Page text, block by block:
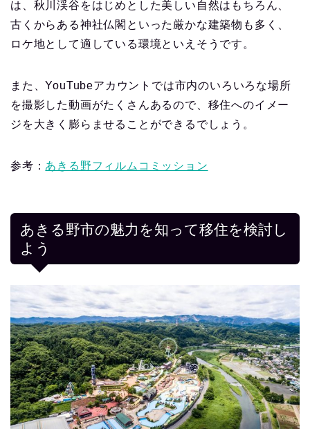
は、秋川渓谷をはじめとした美しい自然はもちろん、
古くからある神社仏閣といった厳かな建築物も多く、
ロケ地として適している環境といえそうです。
また、YouTubeアカウントでは市内のいろいろな場所
を撮影した動画がたくさんあるので、移住へのイメー
ジを大きく膨らませることができるでしょう。
参考： あきる野フィルムコミッション
あきる野市の魅力を知って移住を検討し
よう